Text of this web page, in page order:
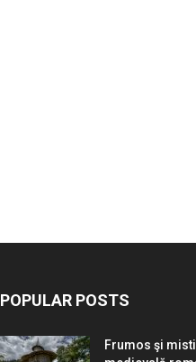
POPULAR POSTS
Frumos şi